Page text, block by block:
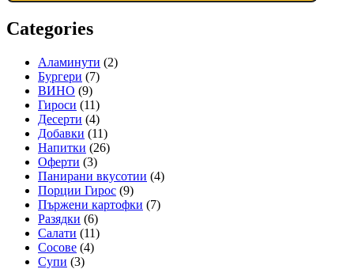
Categories
Аламинути (2)
Бургери (7)
ВИНО (9)
Гироси (11)
Десерти (4)
Добавки (11)
Напитки (26)
Оферти (3)
Панирани вкусотии (4)
Порции Гирос (9)
Пържени картофки (7)
Разядки (6)
Салати (11)
Сосове (4)
Супи (3)